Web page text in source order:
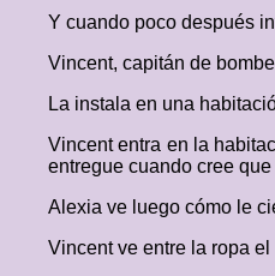
Y cuando poco después
Vincent, capitán de
La instala en una
Vincent entra en la
entregue cuando cree
Alexia ve luego cómo le
Vincent ve entre la ropa